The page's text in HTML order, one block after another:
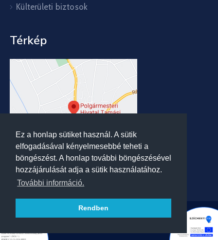
Ez a honlap sütiket használ. A sütik
elfogadásával kényelmesebbé teheti a
böngészést. A honlap további böngészésével
hozzájárulását adja a sütik használatához.
További információ.
Rendben
Külterületi biztosok
Térkép